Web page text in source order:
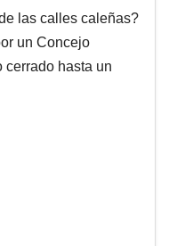
las calles caleñas?
un Concejo
cerrado hasta un